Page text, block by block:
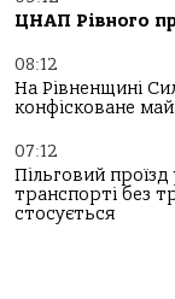
ЦНАП Рівного
08:12
На Рівненщині
конфісковане
07:12
Пільговий
транспорті без
стосується